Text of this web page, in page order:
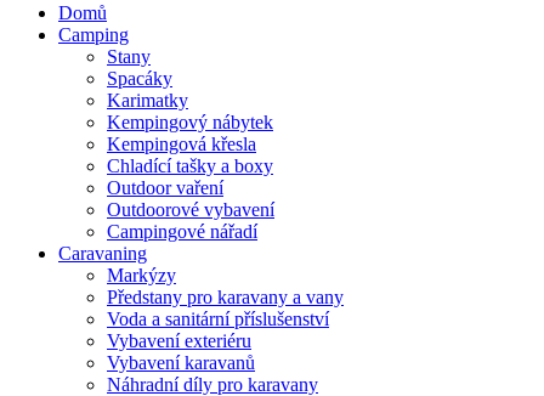
Domů
Camping
Stany
Spacáky
Karimatky
Kempingový nábytek
Kempingová křesla
Chladící tašky a boxy
Outdoor vaření
Outdoorové vybavení
Campingové nářadí
Caravaning
Markýzy
Předstany pro karavany a vany
Voda a sanitární příslušenství
Vybavení exteriéru
Vybavení karavanů
Náhradní díly pro karavany